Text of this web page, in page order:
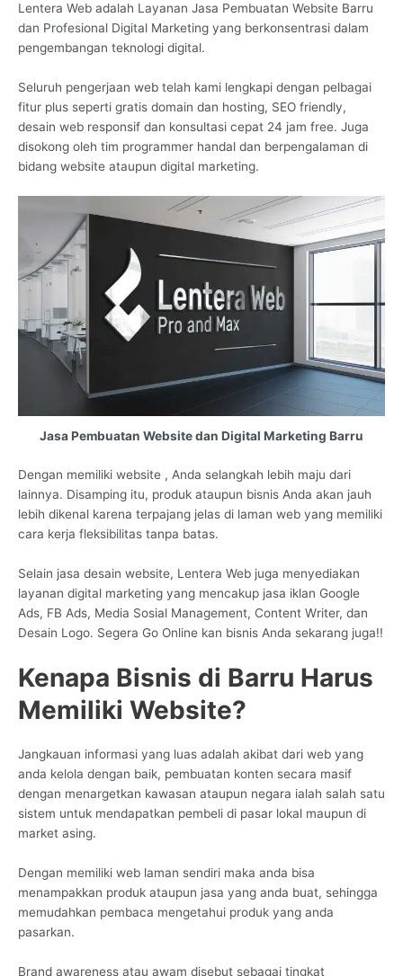
Lentera Web adalah Layanan Jasa Pembuatan Website Barru
dan Profesional Digital Marketing yang berkonsentrasi dalam
pengembangan teknologi digital.
Seluruh pengerjaan web telah kami lengkapi dengan pelbagai
fitur plus seperti gratis domain dan hosting, SEO friendly,
desain web responsif dan konsultasi cepat 24 jam free. Juga
disokong oleh tim programmer handal dan berpengalaman di
bidang website ataupun digital marketing.
Jasa Pembuatan Website dan Digital Marketing Barru
Dengan memiliki website , Anda selangkah lebih maju dari
lainnya. Disamping itu, produk ataupun bisnis Anda akan jauh
lebih dikenal karena terpajang jelas di laman web yang memiliki
cara kerja fleksibilitas tanpa batas.
Selain jasa desain website, Lentera Web juga menyediakan
layanan digital marketing yang mencakup jasa iklan Google
Ads, FB Ads, Media Sosial Management, Content Writer, dan
Desain Logo. Segera Go Online kan bisnis Anda sekarang juga!!
Kenapa Bisnis di Barru Harus
Memiliki Website?
Jangkauan informasi yang luas adalah akibat dari web yang
anda kelola dengan baik, pembuatan konten secara masif
dengan menargetkan kawasan ataupun negara ialah salah satu
sistem untuk mendapatkan pembeli di pasar lokal maupun di
market asing.
Dengan memiliki web laman sendiri maka anda bisa
menampakkan produk ataupun jasa yang anda buat, sehingga
memudahkan pembaca mengetahui produk yang anda
pasarkan.
Brand awareness atau awam disebut sebagai tingkat